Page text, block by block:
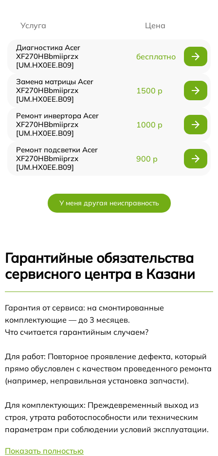
Услуга Цена
Диагностика Acer
XF270HBbmiiprzx
[UM.HX0EE.B09]
бесплатно
Замена матрицы Acer
XF270HBbmiiprzx
[UM.HX0EE.B09]
1500 р
Ремонт инвертора Acer
XF270HBbmiiprzx
[UM.HX0EE.B09]
1000 р
Ремонт подсветки Acer
XF270HBbmiiprzx
[UM.HX0EE.B09]
900 р
У меня другая неисправность
Гарантийные обязательства
сервисного центра в Казани
Гарантия от сервиса: на смонтированные
комплектующие — до 3 месяцев.
Что считается гарантийным случаем?
Для работ: Повторное проявление дефекта, который
прямо обусловлен с качеством проведенного ремонта
(например, неправильная установка запчасти).
Для комплектующих: Преждевременный выход из
строя, утрата работоспособности или техническим
параметрам при соблюдении условий эксплуатации.
Показать полностью